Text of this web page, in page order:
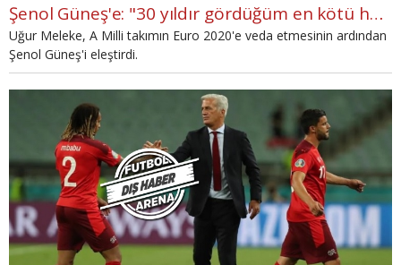
Şenol Güneş'e: "30 yıldır gördüğüm en kötü hoca perfomansı"
Uğur Meleke, A Milli takımın Euro 2020'e veda etmesinin ardından
Şenol Güneş'i eleştirdi.